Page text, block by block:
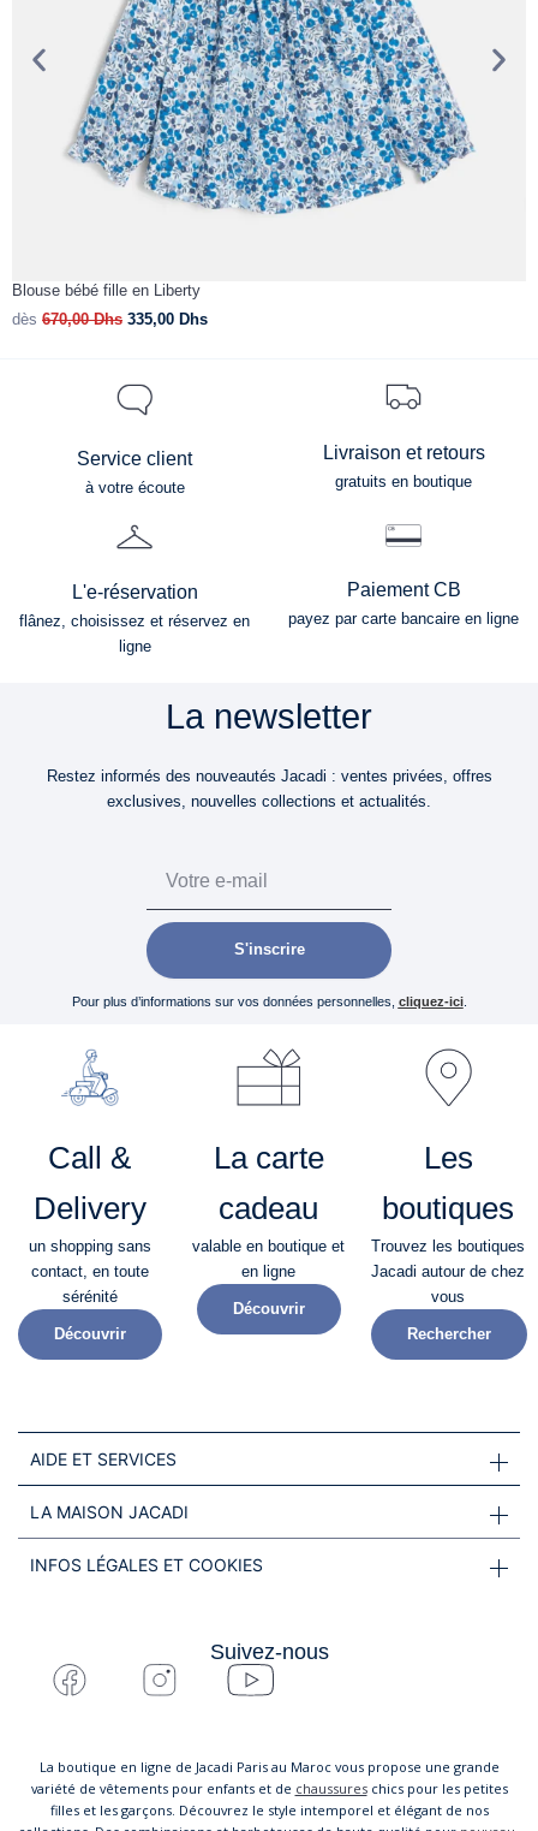
Blouse bébé fille en Liberty
dès 670,00Dhs 335,00 Dhs
Service client
à votre écoute
Livraison et retours
gratuits en boutique
L'e-réservation
flânez, choisissez et réservez en
ligne
Paiement CB
payez par carte bancaire en ligne
La newsletter
Restez informés des nouveautés Jacadi : ventes privées, offres
exclusives, nouvelles collections et actualités.
S'inscrire
Pour plus d’informations sur vos données personnelles, cliquez-ici.
Call &
Delivery
un shopping sans
contact, en toute
sérénité​
Découvrir
La carte
cadeau
valable en boutique et
en ligne
Découvrir
Les
boutiques
Trouvez les boutiques
Jacadi autour de chez
vous
Rechercher
AIDE ET SERVICES
LA MAISON JACADI
INFOS LÉGALES ET COOKIES
Suivez-nous
La boutique en ligne de Jacadi Paris au Maroc vous propose une grande
variété de vêtements pour enfants et de chaussureschics pour les petites
filles et les garçons. Découvrez le style intemporel et élégant de nos